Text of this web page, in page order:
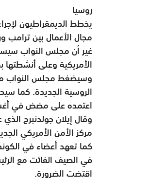
روسيا
يخطط الديمقراطيون
مجال الأعمال بين ترامب
غير أن مجلس النواب
الأمريكية وعلى أنشطتها
وسيضغط مجلس النواب من
الروسية الجديدة. كما
اعتمده على مضض في
وقال إيلان جولدنبرج
مركز الأمن الأمريكي
كما تعهد أعضاء في
في الصيف الفائت مع
اقتضت الضرورة.